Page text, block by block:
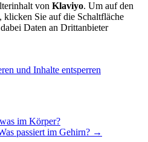
von Klaviyo. Um auf den
Sie auf die Schaltfläche
Daten an Drittanbieter
und Inhalte entsperren
im Körper?
passiert im Gehirn? →